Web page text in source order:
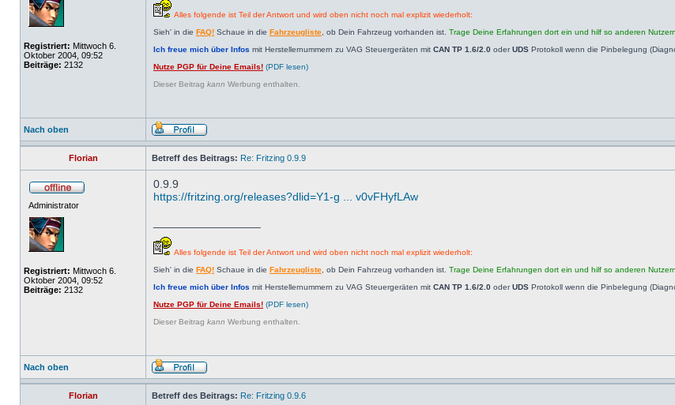
Registriert: Mittwoch 6.
Oktober 2004, 09:52
Beiträge: 2132
Alles folgende ist Teil der Antwort und wird oben nicht noch mal explizit wiederholt:
Sieh' in die FAQ! Schaue in die Fahrzeugliste , ob Dein Fahrzeug vorhanden ist. Trage Deine Erfahrungen dort ein und hilf so anderen
Ich freue mich über Infos mit Herstellernummern zu VAG Steuergeräten mit CAN TP 1.6/2.0 oderUDS Protokoll wenn die Pinbelegung
Nutze PGP für Deine Emails! (PDF lesen)
Dieser Beitrag kann Werbung enthalten.
Nach oben
Florian Betreff des Beitrags: Re: Fritzing 0.9.9
Administrator
Registriert: Mittwoch 6.
Oktober 2004, 09:52
Beiträge: 2132
0.9.9
https://fritzing.org/releases?dlid=Y1-g ... v0vFHyfLAw
Alles folgende ist Teil der Antwort und wird oben nicht noch mal explizit wiederholt:
Sieh' in die FAQ! Schaue in die Fahrzeugliste , ob Dein Fahrzeug vorhanden ist. Trage Deine Erfahrungen dort ein und hilf so anderen
Ich freue mich über Infos mit Herstellernummern zu VAG Steuergeräten mit CAN TP 1.6/2.0 oderUDS Protokoll wenn die Pinbelegung
Nutze PGP für Deine Emails! (PDF lesen)
Dieser Beitrag kann Werbung enthalten.
Nach oben
Florian Betreff des Beitrags: Re: Fritzing 0.9.6